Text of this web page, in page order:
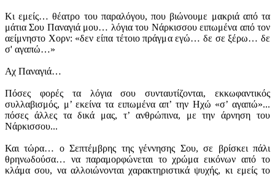
Κι εμείς… θέατρο του παραλόγου, που βιώνουμε μακριά από τα
μάτια Σου Παναγιά μου… λόγια του Νάρκισσου ειπωμένα από τον
αείμνηστο Χορν: «δεν είπα τέτοιο πράγμα εγώ… δε σε ξέρω… δε
σ' αγαπώ…»
Αχ Παναγιά…
Πόσες φορές τα λόγια σου συνταυτίζονται, εκκωφαντικός
συλλαβισμός, μ’ εκείνα τα ειπωμένα απ’ την Ηχώ «σ’ αγαπώ»...
πόσες άλλες τα δικά μας, τ’ ανθρώπινα, με την άρνηση του
Νάρκισσου...
Και τώρα… ο Σεπτέμβρης της γέννησης Σου, σε βρίσκει πάλι
θρηνωδούσα… να παραμορφώνεται το χρώμα εικόνων από το
κλάμα σου, να αλλοιώνονται χαρακτηριστικά ψυχής, κι εμείς το